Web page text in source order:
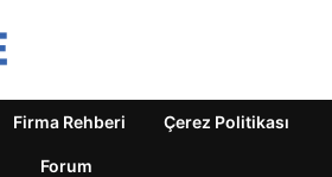
Firma Rehberi Çerez Politikası
Forum